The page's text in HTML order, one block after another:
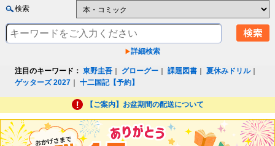
検索
詳細検索
注目のキーワード： 東野圭吾 グローグー ｜課題図書 ｜夏休みドリル｜
ゲッターズ 2027 ｜十二国記【予約】
【ご案内】お盆期間の配送について